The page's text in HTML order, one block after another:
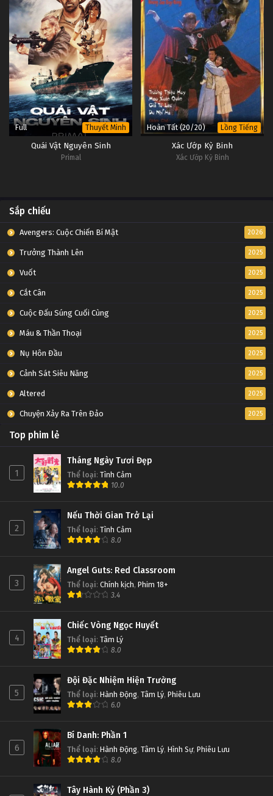
Full Thuyết Minh
Quái Vật Nguyên Sinh
Primal
Hoàn Tất (20/20) Lồng Tiếng
Xác Ướp Kỳ Binh
Xác Ướp Kỳ Binh
Sắp chiếu
Avengers: Cuộc Chiến Bí Mật 2026
Trưởng Thành Lên 2025
Vuốt 2025
Cắt Cân 2025
Cuộc Đấu Súng Cuối Cùng 2025
Máu & Thần Thoại 2025
Nụ Hôn Đầu 2025
Cảnh Sát Siêu Năng 2025
Altered 2025
Chuyện Xảy Ra Trên Đảo 2025
Top phim lẻ
1
Tháng Ngày Tươi Đẹp
Thể loại: Tình Cảm
10.0
2
Nếu Thời Gian Trở Lại
Thể loại: Tình Cảm
8.0
3
Angel Guts: Red Classroom
Thể loại: Chính kịch, Phim 18+
3.4
4
Chiếc Vòng Ngọc Huyết
Thể loại: Tâm Lý
8.0
5
Đội Đặc Nhiệm Hiện Trường
Thể loại: Hành Động, Tâm Lý, Phiêu Lưu
6.0
6
Bí Danh: Phần 1
Thể loại: Hành Động, Tâm Lý, Hình Sự, Phiêu Lưu
8.0
Tây Hành Kỷ (Phần 3)